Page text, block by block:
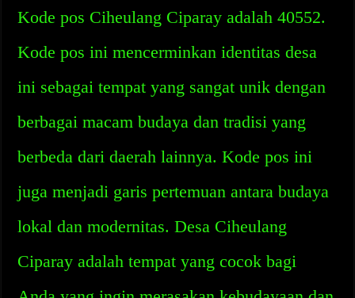
Kode pos Ciheulang Ciparay adalah 40552.
Kode pos ini mencerminkan identitas desa
ini sebagai tempat yang sangat unik dengan
berbagai macam budaya dan tradisi yang
berbeda dari daerah lainnya. Kode pos ini
juga menjadi garis pertemuan antara budaya
lokal dan modernitas. Desa Ciheulang
Ciparay adalah tempat yang cocok bagi